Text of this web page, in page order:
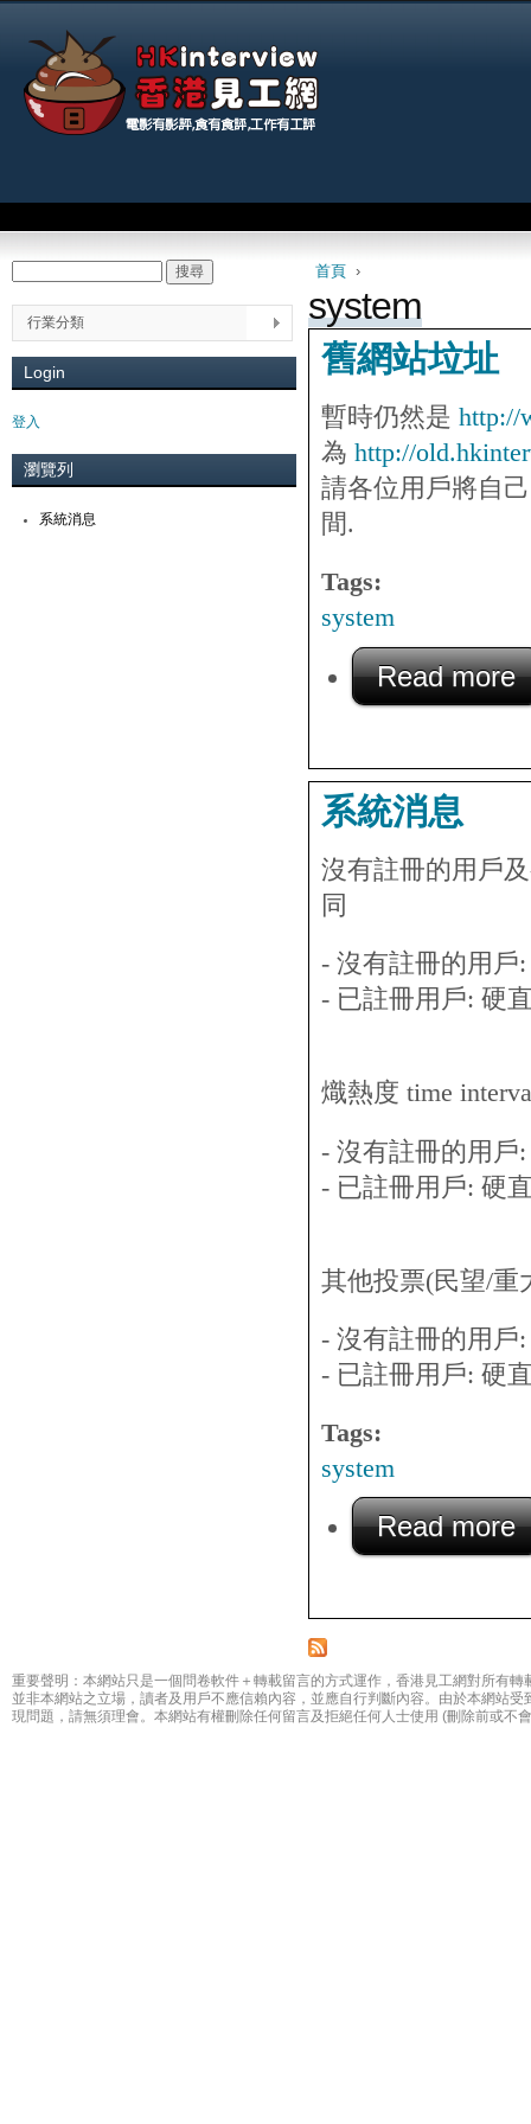
You are here
首頁›
system
舊網站垃址
暫時仍然是 http://
為 http://
請各位用戶將自
間.
Tags:
system
Read more
系統消息
沒有註冊的用戶
同
- 沒有註冊的用戶
- 已註冊用戶: 硬
熾熱度 time
- 沒有註冊的用戶
- 已註冊用戶: 硬
其他投票(民望/重
- 沒有註冊的用戶
- 已註冊用戶: 硬
Tags:
system
Read more
行業分類
Login
登入
瀏覽列
系統消息
重要聲明：本網站只是一個問卷軟件＋轉載留言的方式運作，香港見工網對所有
並非本網站之立場，讀者及用戶不應信賴內容，並應自行判斷內容。由於本網站
現問題，請無須理會。本網站有權刪除任何留言及拒絕任何人士使用 (刪除前或